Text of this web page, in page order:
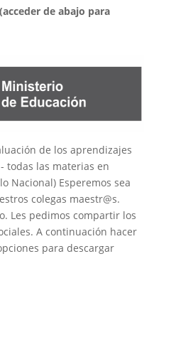
de abajo para
de los aprendizajes
todas las materias en
Nacional) Esperemos sea
colegas maestr@s.
Les pedimos compartir los
A continuación hacer
para descargar